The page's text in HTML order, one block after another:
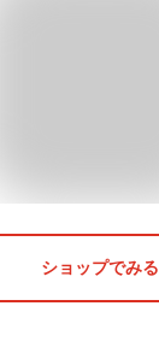
ショップでみる